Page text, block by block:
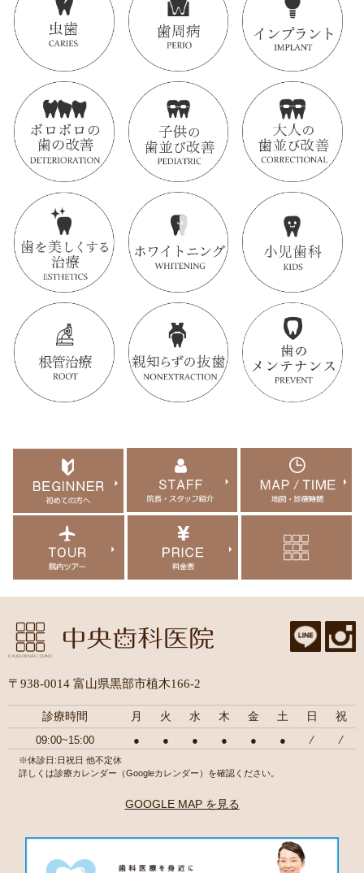
〒938-0014 富山県黒部市植木166-2
診療時間 月 火 水 木 金 土 日 祝
09:00~15:00 ● ● ● ● ● ● ⁄ ⁄
※休診日:日祝日 他不定休
詳しくは診療カレンダー（Googleカレンダー）を確認ください。
GOOGLE MAP を見る